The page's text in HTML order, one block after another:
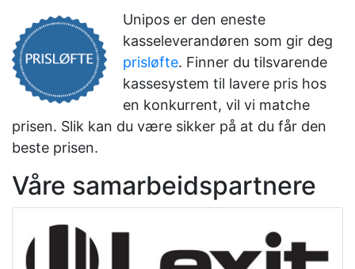
Unipos er den eneste
kasseleverandøren som gir deg
prisløfte. Finner du tilsvarende
kassesystem til lavere pris hos
en konkurrent, vil vi matche
prisen. Slik kan du være sikker på at du får den
beste prisen.
Våre samarbeidspartnere